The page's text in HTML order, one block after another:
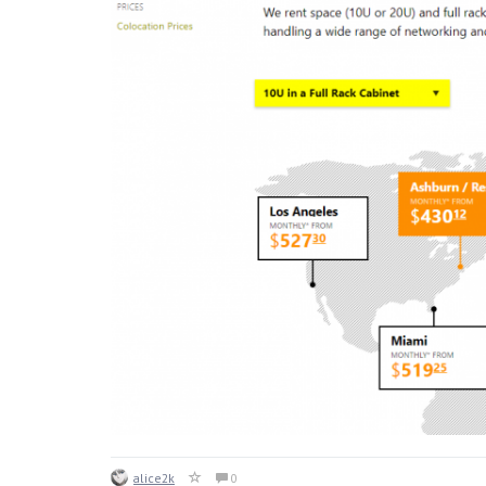
alice2k 0